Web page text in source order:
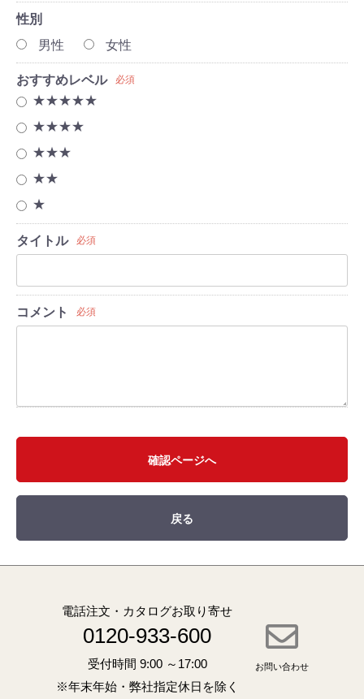
性別
男性
女性
おすすめレベル 必須
★★★★★
★★★★
★★★
★★
★
タイトル 必須
コメント 必須
確認ページへ
戻る
電話注文・カタログお取り寄せ
0120-933-600
受付時間 9:00 ～17:00
※年末年始・弊社指定休日を除く
お問い合わせ